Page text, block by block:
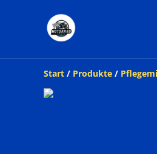
Start / Produkte /